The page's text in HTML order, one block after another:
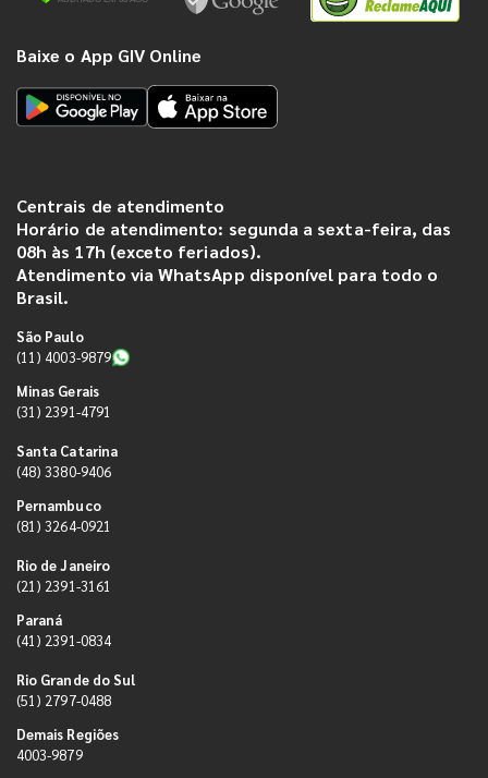
Baixe o App GIV Online
Centrais de atendimento
Horário de atendimento: segunda a sexta-feira, das
08h às 17h (exceto feriados).
Atendimento via WhatsApp disponível para todo o
Brasil.
São Paulo
(11) 4003-9879
Minas Gerais
(31) 2391-4791
Santa Catarina
(48) 3380-9406
Pernambuco
(81) 3264-0921
Rio de Janeiro
(21) 2391-3161
Paraná
(41) 2391-0834
Rio Grande do Sul
(51) 2797-0488
Demais Regiões
4003-9879